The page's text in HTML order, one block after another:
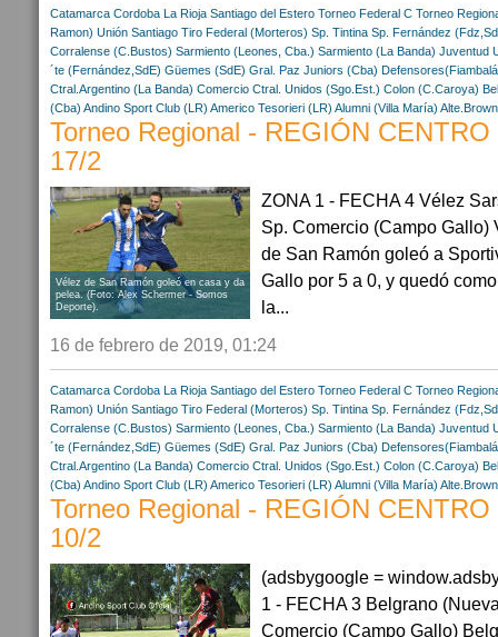
Catamarca Cordoba La Rioja Santiago del Estero Torneo Federal C Torneo
Ramon) Unión Santiago Tiro Federal (Morteros) Sp. Tintina Sp. Fernández
Corralense (C.Bustos) Sarmiento (Leones, Cba.) Sarmiento (La Banda) Juventud
´te (Fernández,SdE) Güemes (SdE) Gral. Paz Juniors (Cba)
Ctral.Argentino (La Banda) Comercio Ctral. Unidos (Sgo.Est.) Colon (C.Caroya)
(Cba) Andino Sport Club (LR) Americo Tesorieri (LR) Alumni (Villa María)
Torneo Regional - REGIÓN
17/2
Vélez de San Ramón goleó en casa y da
pelea. (Foto: Alex Schermer - Somos
Deporte).
ZONA 1 - FECHA 4 Vélez
Sp. Comercio (Campo
de San Ramón goleó a
Gallo por 5 a 0, y quedó
la...
16 de febrero de 2019, 01:24
Catamarca Cordoba La Rioja Santiago del Estero Torneo Federal C Torneo
Ramon) Unión Santiago Tiro Federal (Morteros) Sp. Tintina Sp. Fernández
Corralense (C.Bustos) Sarmiento (Leones, Cba.) Sarmiento (La Banda) Juventud
´te (Fernández,SdE) Güemes (SdE) Gral. Paz Juniors (Cba)
Ctral.Argentino (La Banda) Comercio Ctral. Unidos (Sgo.Est.) Colon (C.Caroya)
(Cba) Andino Sport Club (LR) Americo Tesorieri (LR) Alumni (Villa María)
Torneo Regional - REGIÓN
10/2
(adsbygoogle =
1 - FECHA 3 Belgrano
Comercio (Campo Gallo)